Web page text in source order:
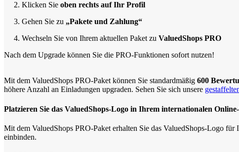
2. Klicken Sie oben rechts auf Ihr Profil
3. Gehen Sie zu „Pakete und Zahlung“
4. Wechseln Sie von Ihrem aktuellen Paket zu ValuedShops PRO
Nach dem Upgrade können Sie die PRO-Funktionen sofort nutzen!
Mit dem ValuedShops PRO-Paket können Sie standardmäßig 600
höhere Anzahl an Einladungen upgraden. Sehen Sie sich unsere
Platzieren Sie das ValuedShops-Logo in Ihrem internationalen
Mit dem ValuedShops PRO-Paket erhalten Sie das ValuedShops-Logo
einbinden.